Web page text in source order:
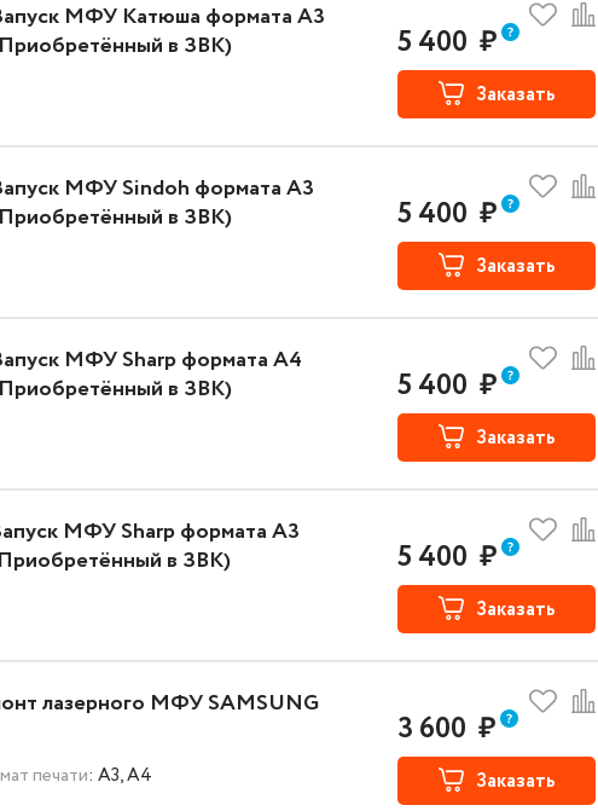
МФУ Катюша формата А3
в ЗВК)
5 400 ₽
Заказать
МФУ Sindoh формата А3
в ЗВК)
5 400 ₽
Заказать
МФУ Sharp формата А4
в ЗВК)
5 400 ₽
Заказать
МФУ Sharp формата А3
в ЗВК)
5 400 ₽
Заказать
лазерного МФУ SAMSUNG
печати: A3, A4
3 600 ₽
Заказать